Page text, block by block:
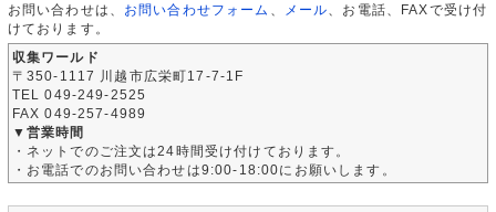
お問い合わせは、 お問い合わせフォーム メール 、お電話、FAXで受け付
けております。
収集ワールド
〒350-1117 川越市広栄町17-7-1F
TEL 049-249-2525
FAX 049-257-4989
▼営業時間
・ネットでのご注文は24時間受け付けております。
・お電話でのお問い合わせは9:00-18:00にお願いします。